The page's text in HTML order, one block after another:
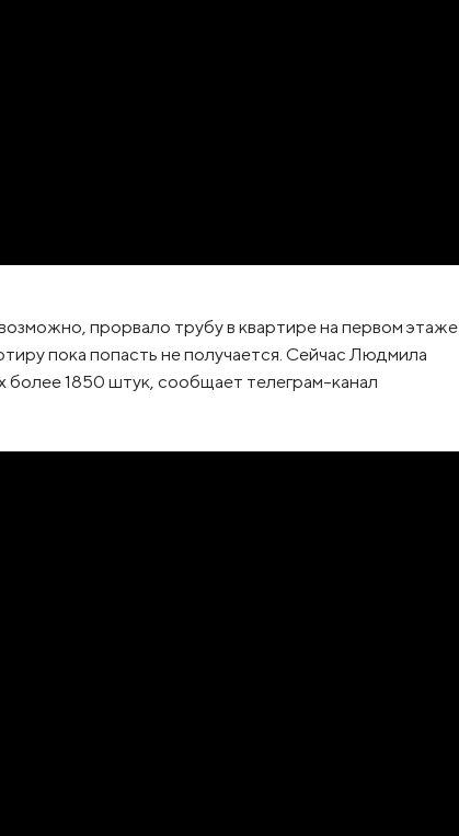
прорвало трубу в квартире на первом этаже.
пока попасть не получается. Сейчас Людмила
более 1850 штук, сообщает телеграм-канал